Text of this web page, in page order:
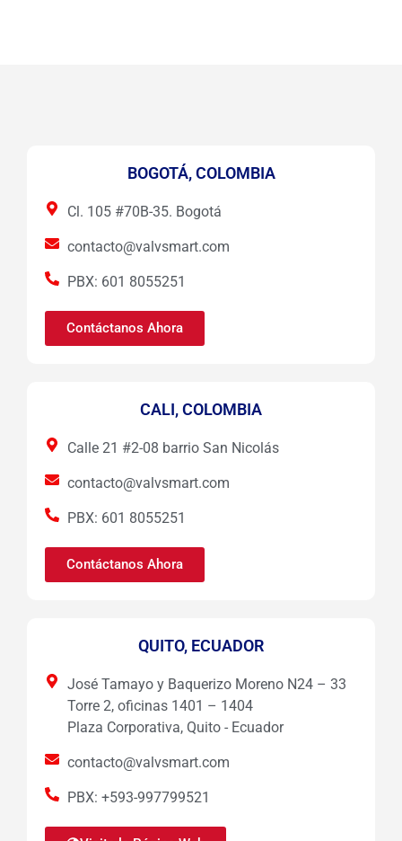
BOGOTÁ, COLOMBIA
Cl. 105 #70B-35. Bogotá
contacto@valvsmart.com
PBX: 601 8055251
Contáctanos Ahora
CALI, COLOMBIA
Calle 21 #2-08 barrio San Nicolás
contacto@valvsmart.com
PBX: 601 8055251
Contáctanos Ahora
QUITO, ECUADOR
José Tamayo y Baquerizo Moreno N24 – 33
Torre 2, oficinas 1401 – 1404
Plaza Corporativa, Quito - Ecuador
contacto@valvsmart.com
PBX: +593-997799521